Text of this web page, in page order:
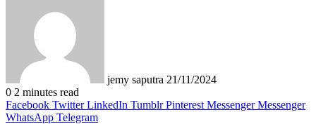
jemy saputra 21/11/2024
0 2 minutes read
Facebook Twitter LinkedIn Tumblr Pinterest Messenger Messenger
WhatsApp Telegram